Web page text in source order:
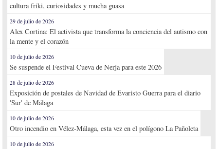
cultura friki, curiosidades y mucha guasa
29 de julio de 2026
Alex Cortina: El activista que transforma la conciencia del autismo con
la mente y el corazón
10 de julio de 2026
Se suspende el Festival Cueva de Nerja para este 2026
28 de julio de 2026
Exposición de postales de Navidad de Evaristo Guerra para el diario
'Sur' de Málaga
10 de julio de 2026
Otro incendio en Vélez-Málaga, esta vez en el polígono La Pañoleta
10 de julio de 2026